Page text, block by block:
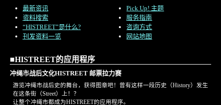
最新资讯
资料搜索
“HISTREET”是什么?
刊发资料一览
Pick Up! 主题
服务指南
咨询方式
网站地图
■HISTREET的应用程序
冲绳市战后文化HISTREET 邮票拉力赛
游览冲绳市战后史的舞台，获得图章吧！曾有这样一段历史（History）发生
在这条街（Street）上！？
让整个冲绳市都成为HISTREET的应用程序。